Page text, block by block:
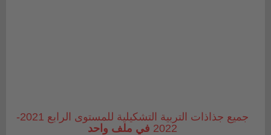
جميع جذاذات التربية التشكيلية للمستوى الرابع 2021-
2022 في ملف واحد